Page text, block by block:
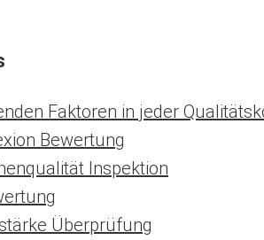
Faktoren in jeder
Bewertung
Inspektion
Überprüfung